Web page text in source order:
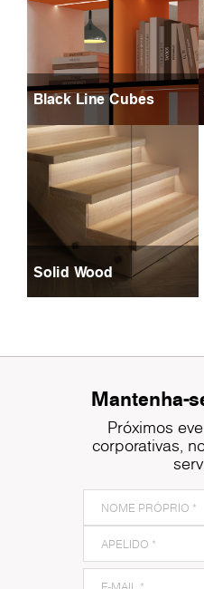
Black Line Cubes
Solid Wood
Mantenha-
Próximos
corporativas,